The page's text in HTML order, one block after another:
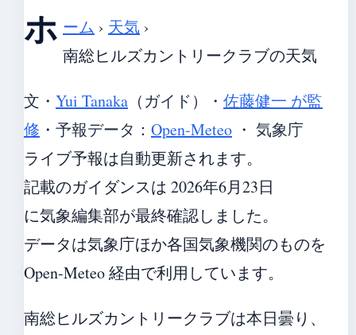
ホ ーム › 天気 ›
南総ヒルズカントリークラブの天気
文・ Yui Tanaka （ガイド） ・ 佐藤健一 が監
修 ・ 予報データ： Open-Meteo ・ 気象庁
ライブ予報は自動更新されます。
記載のガイダンスは 2026年6月23日
に気象編集部が最終確認しました。
データは気象庁ほか各国気象機関のものを
Open-Meteo 経由で利用しています。
南総ヒルズカントリークラブは本日曇り、